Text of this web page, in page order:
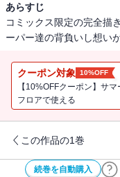
あらすじ
コミックス限定の完全描
ーパー達の背負いし想い
クーポン対象 10%OFF
【10%OFFクーポン】サ
フロアで使える
この作品の1巻
続巻を自動購入